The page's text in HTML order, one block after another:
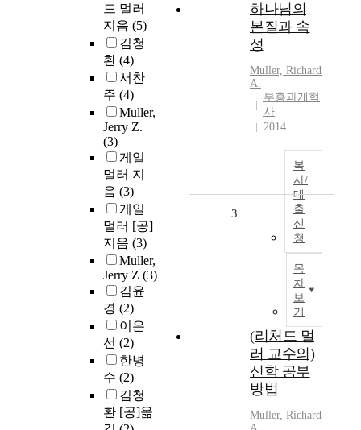
드 멀러
지음 (5)
김청
환 (4)
서찬
주 (4)
Muller,
Jerry Z.
(3)
게일
멀러 지
음 (3)
게일
멀러 [공]
지음 (3)
Muller,
Jerry Z (3)
김윤
경 (2)
이은
선 (2)
한병
수 (2)
김청
환 [공]옮
하나님의
본질과 속
성
Muller, Richard
A.
부흥과개혁
사
2014
복
사/
대
출
신
청
목
차
보
기
3
(리처드 멀
러 교수의)
신학 공부
방법
Muller, Richard